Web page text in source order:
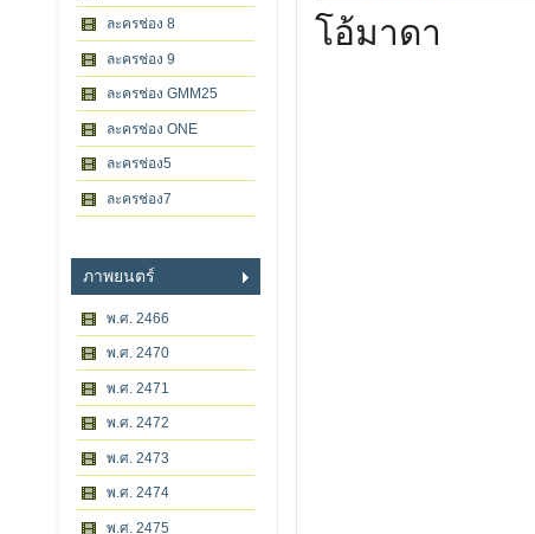
ละครช่อง 8
ละครช่อง 9
ละครช่อง GMM25
ละครช่อง ONE
ละครช่อง5
ละครช่อง7
ภาพยนตร์
พ.ศ. 2466
พ.ศ. 2470
พ.ศ. 2471
พ.ศ. 2472
พ.ศ. 2473
พ.ศ. 2474
พ.ศ. 2475
โอ้มาดา